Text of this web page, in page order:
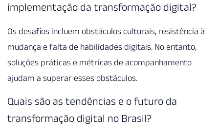
implementação da transformação digital?
Os desafios incluem obstáculos culturais, resistência à
mudança e falta de habilidades digitais. No entanto,
soluções práticas e métricas de acompanhamento
ajudam a superar esses obstáculos.
Quais são as tendências e o futuro da
transformação digital no Brasil?